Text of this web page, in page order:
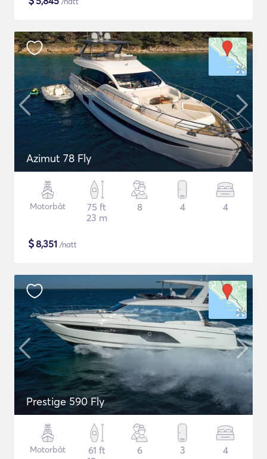
Azimut 78 Fly
Motorbåt
75 ft
23 m
8 4 4
$8,351 /natt
Prestige 590 Fly
Motorbåt
61 ft
6 3 4